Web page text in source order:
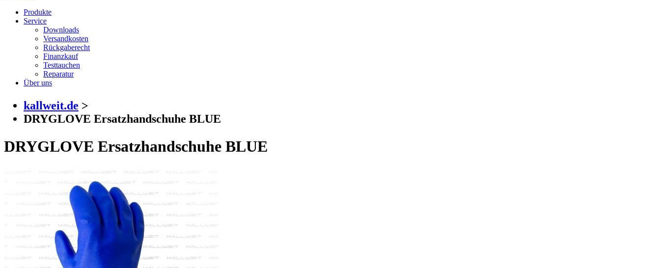
Produkte
Service
Downloads
Versandkosten
Rückgaberecht
Finanzkauf
Testtauchen
Reparatur
Über uns
kallweit.de >
DRYGLOVE Ersatzhandschuhe BLUE
DRYGLOVE Ersatzhandschuhe BLUE